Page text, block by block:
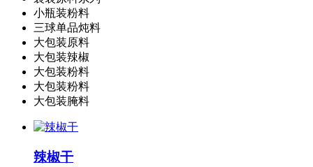
小瓶装粉料
三球单品炖料
大包装原料
大包装辣椒
大包装粉料
大包装粉料
大包装腌料
辣椒干